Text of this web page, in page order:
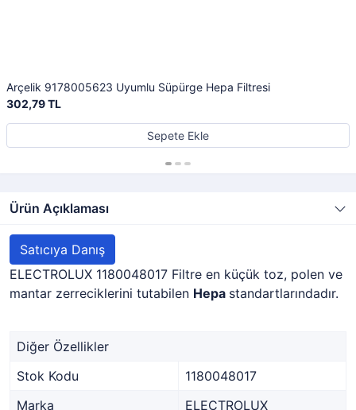
Arçelik 9178005623 Uyumlu Süpürge Hepa Filtresi
302,79 TL
Sepete Ekle
Ürün Açıklaması
Satıcıya Danış
ELECTROLUX 1180048017 Filtre en küçük toz, polen ve
mantar zerreciklerini tutabilen Hepa standartlarındadır.
Diğer Özellikler
Stok Kodu
1180048017
Marka
ELECTROLUX